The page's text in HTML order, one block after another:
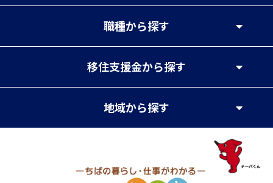
職種から探す
移住支援金から探す
地域から探す